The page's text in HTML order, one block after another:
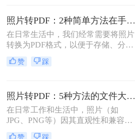
照片转PDF：2种简单方法在手机端和电脑端的操作差异！
在日常生活中，我们经常需要将照片
转换为PDF格式，以便于存储、分享
和打印。那么照片转pdf怎么弄呢？下
面将介绍两种简单实用的方法，帮助
赞 踩
照片转PDF：5种方法的文件大小限制和画质保留实测！
在日常工作和生活中，照片（如
JPG、PNG等）因其直观性和兼容性
被广泛使用。然而，在需要整合多张
赞 踩